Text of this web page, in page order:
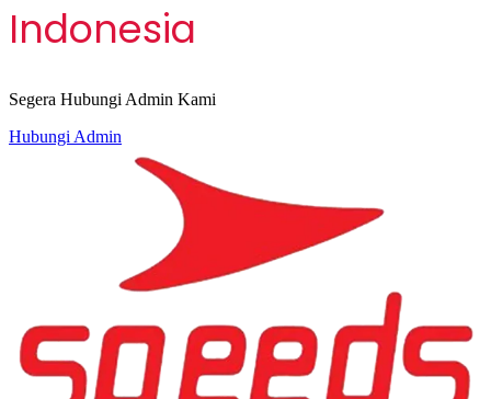
Indonesia
Segera Hubungi Admin Kami
Hubungi Admin